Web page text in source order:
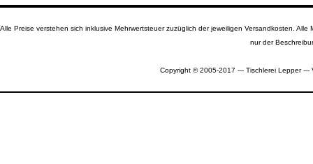
Alle Preise verstehen sich inklusive Mehrwertsteuer zuzüglich der jeweiligen Versandkosten.
nur der
Copyright © 2005-2017 --- Tischlerei Lepper